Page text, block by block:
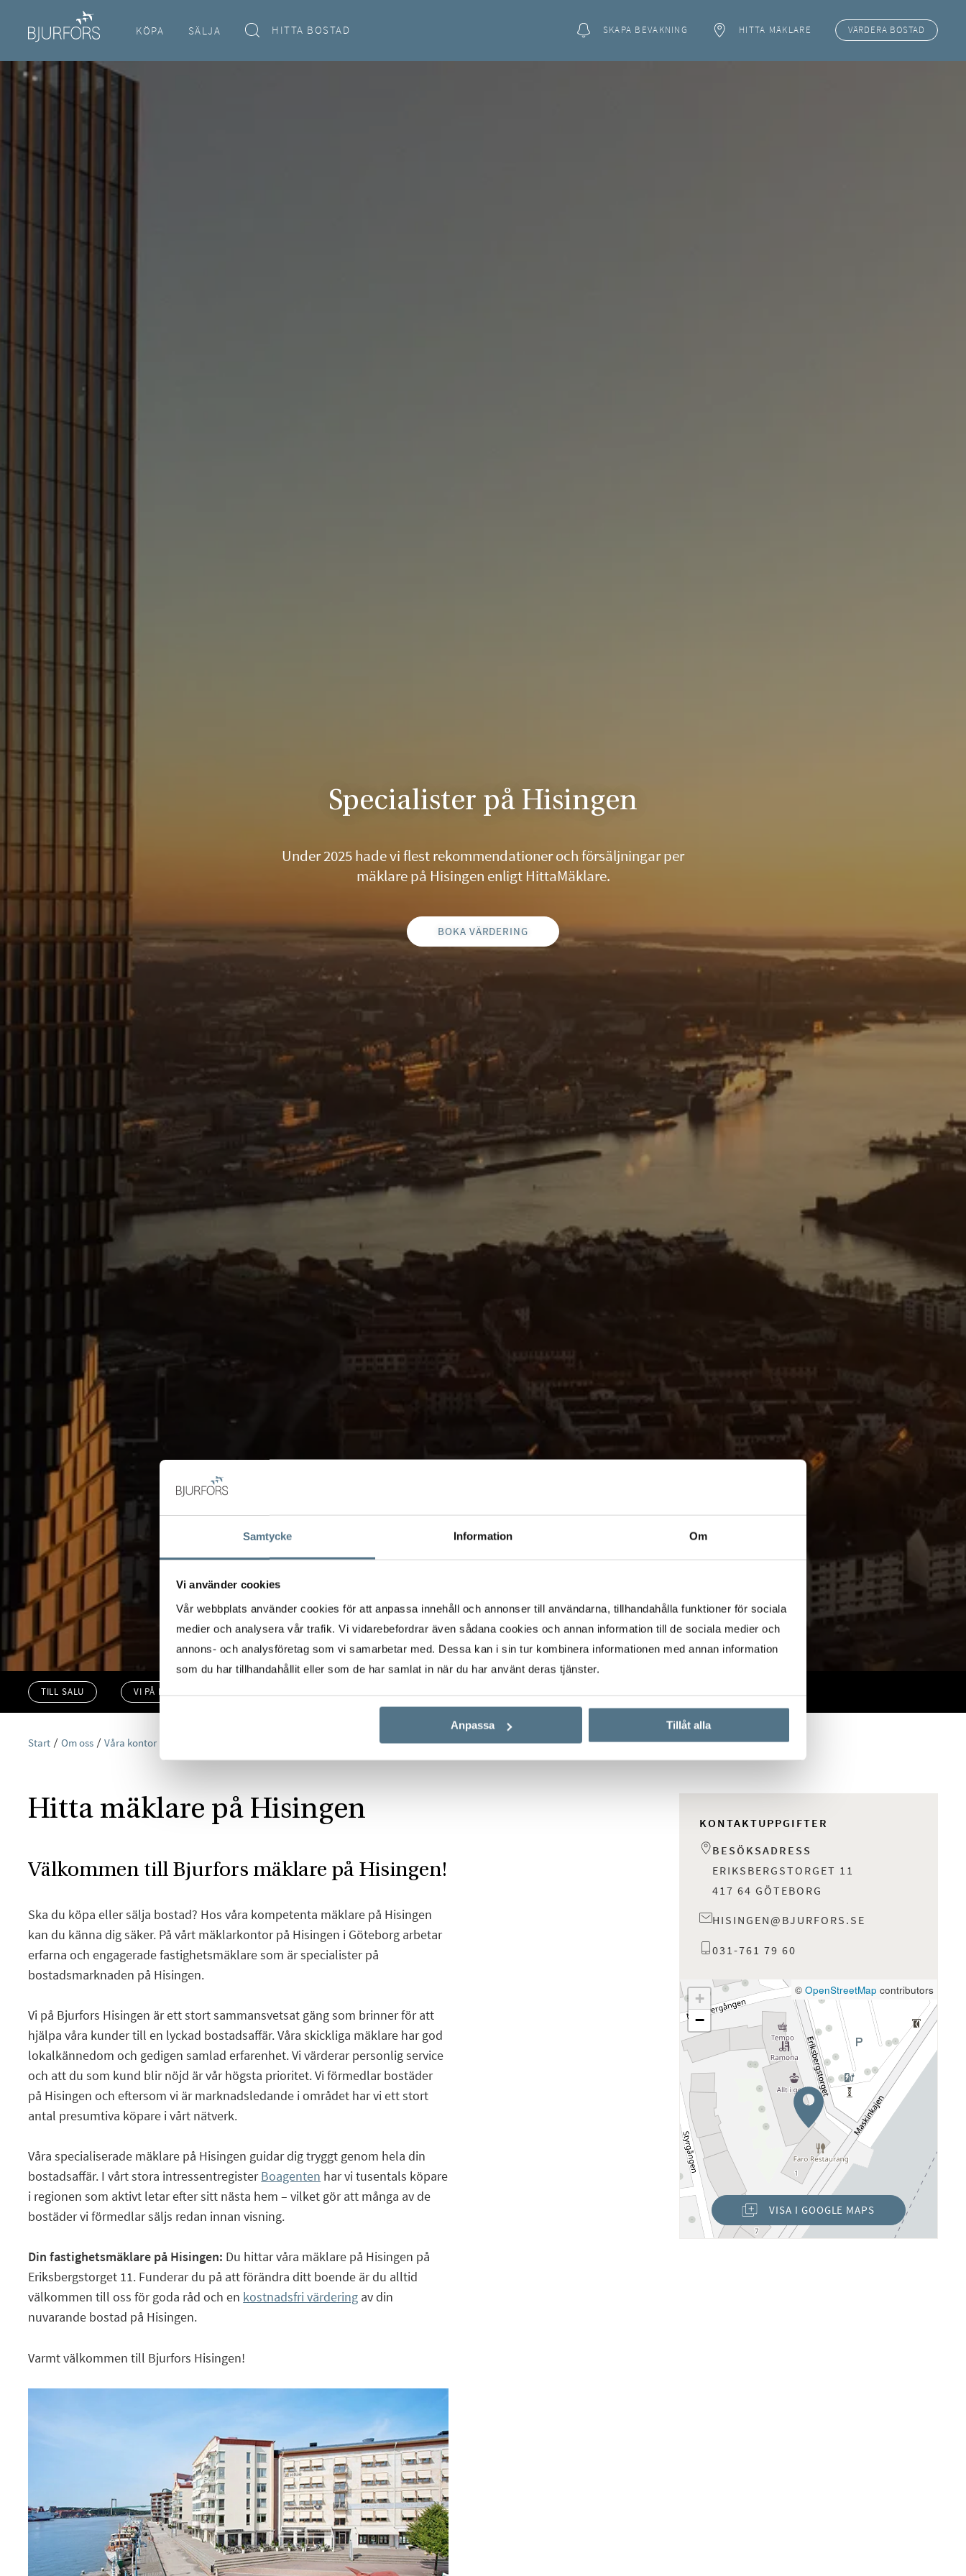
Samtycke Information Om
Vi använder cookies
Vår webbplats använder cookies för att anpassa innehåll och annonser till användarna, tillhandahålla funktioner för sociala
medier och analysera vår trafik. Vi vidarebefordrar även sådana cookies och annan information till de sociala medier och
annons- och analysföretag som vi samarbetar med. Dessa kan i sin tur kombinera informationen med annan information
som du har tillhandahållit eller som de har samlat in när du har använt deras tjänster.
Anpassa Tillåt alla
KÖPA SÄLJA HITTA BOSTAD SKAPA BEVAKNING HITTA MÄKLARE VÄRDERA BOSTAD
Specialister på Hisingen
Under 2025 hade vi flest rekommendationer och försäljningar per
mäklare på Hisingen enligt HittaMäklare.
BOKA VÄRDERING
TILL SALU VI PÅ KONTORET
Start Om oss Våra kontor
Hitta mäklare på Hisingen
Välkommen till Bjurfors mäklare på Hisingen!
Ska du köpa eller sälja bostad? Hos våra kompetenta mäklare på Hisingen
kan du känna dig säker. På vårt mäklarkontor på Hisingen i Göteborg arbetar
erfarna och engagerade fastighetsmäklare som är specialister på
bostadsmarknaden på Hisingen.
Vi på Bjurfors Hisingen är ett stort sammansvetsat gäng som brinner för att
hjälpa våra kunder till en lyckad bostadsaffär. Våra skickliga mäklare har god
lokalkännedom och gedigen samlad erfarenhet. Vi värderar personlig service
och att du som kund blir nöjd är vår högsta prioritet. Vi förmedlar bostäder
på Hisingen och eftersom vi är marknadsledande i området har vi ett stort
antal presumtiva köpare i vårt nätverk.
Våra specialiserade mäklare på Hisingen guidar dig tryggt genom hela din
bostadsaffär. I vårt stora intressentregisterBoagenten har vi tusentals köpare
i regionen som aktivt letar efter sitt nästa hem – vilket gör att många av de
bostäder vi förmedlar säljs redan innan visning.
Din fastighetsmäklare på Hisingen: Du hittar våra mäklare på Hisingen på
Eriksbergstorget 11. Funderar du på att förändra ditt boende är du alltid
välkommen till oss för goda råd och en kostnadsfri värdering av din
nuvarande bostad på Hisingen.
Varmt välkommen till Bjurfors Hisingen!
KONTAKTUPPGIFTER
BESÖKSADRESS
ERIKSBERGSTORGET 11
417 64 GÖTEBORG
HISINGEN@BJURFORS.SE
031-761 79 60
+
−
© OpenStreetMap contributors
VISA I GOOGLE MAPS
(ÖPPNAS I NYTT FÖNSTER)